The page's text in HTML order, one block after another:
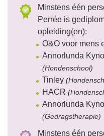
Minstens één
Perrée is
opleiding(en):
O&O voor mens
Annorlunda
(Hondenschool)
Tinley
HACR
Annorlunda
(Gedragstherapie)
Minstens één